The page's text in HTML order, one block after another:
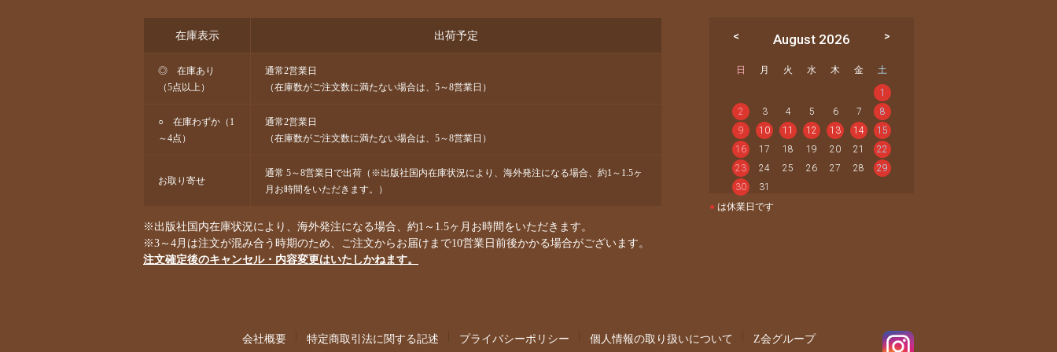
在庫表示 出荷予定
◎ 在庫あり
（5点以上）
通常2営業日
（在庫数がご注文数に満たない場合は、5～8営業日）
○ 在庫わずか（1
～4点）
通常2営業日
（在庫数がご注文数に満たない場合は、5～8営業日）
お取り寄せ
通常 5～8営業日で出荷（※出版社国内在庫状況により、海外発注になる場合、約1～1.5ヶ
月お時間をいただきます。）
※出版社国内在庫状況により、海外発注になる場合、約1～1.5ヶ月お時間をいただきます。
※3～4月は注文が混み合う時期のため、ご注文からお届けまで10営業日前後かかる場合がございます。
注文確定後のキャンセル・内容変更はいたしかねます。
August 2026
日 月 火 水 木 金 土
1
2
3 4 5 6 7
8
9
10 11 12 13 14
15
16
17 18 19 20 21
22
23
24 25 26 27 28
29
30
31
● は休業日です
会社概要 特定商取引法に関する記述 プライバシーポリシー 個人情報の取り扱いについて Z会グループ